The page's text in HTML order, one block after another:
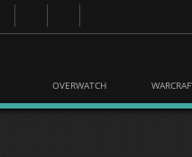
OVERWATCH